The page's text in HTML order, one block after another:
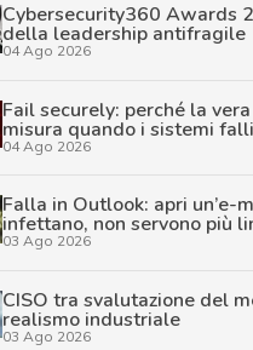
Cybersecurity360 Awards
della leadership antifragile
04 Ago 2026
Fail securely: perché la
misura quando i sistemi
04 Ago 2026
Falla in Outlook: apri un’e-
infettano, non servono più
03 Ago 2026
CISO tra svalutazione del
realismo industriale
03 Ago 2026